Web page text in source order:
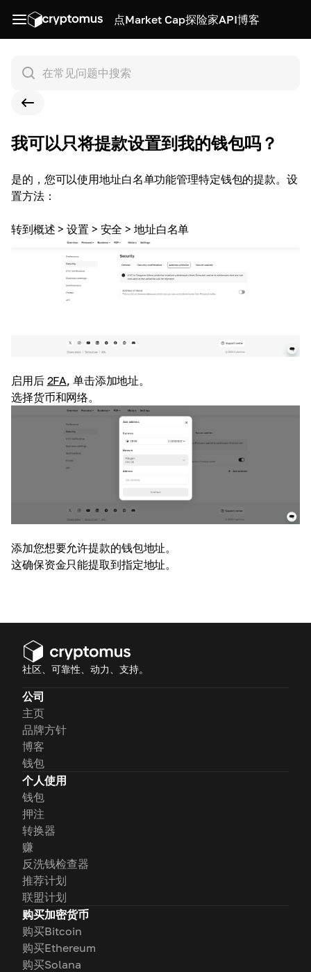
点Market Cap探险家API博客
我可以只将提款设置到我的钱包吗？
是的，您可以使用地址白名单功能管理特定钱包的提款。设
置方法：
转到概述 > 设置 > 安全 > 地址白名单
启用后 2FA, 单击添加地址。
选择货币和网络。
添加您想要允许提款的钱包地址。
这确保资金只能提取到指定地址。
社区、可靠性、动力、支持。
公司
主页
品牌方针
博客
钱包
个人使用
钱包
押注
转换器
赚
反洗钱检查器
推荐计划
联盟计划
购买加密货币
购买Bitcoin
购买Ethereum
购买Solana